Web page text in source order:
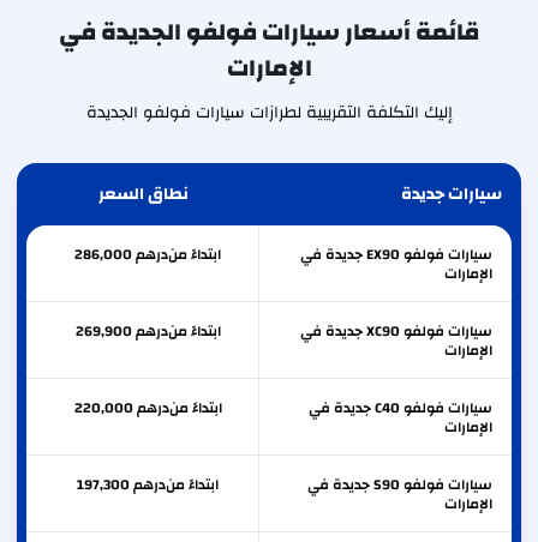
قائمة أسعار سيارات فولفو الجديدة في
الإمارات
إليك التكلفة التقريبية لطرازات سيارات فولفو الجديدة
سيارات جديدة نطاق السعر
سيارات فولفو EX90 جديدة في
الإمارات
ابتداءً من 286,000درهم
سيارات فولفو XC90 جديدة في
الإمارات
ابتداءً من 269,900درهم
سيارات فولفو C40 جديدة في
الإمارات
ابتداءً من 220,000درهم
سيارات فولفو S90 جديدة في
الإمارات
ابتداءً من 197,300درهم